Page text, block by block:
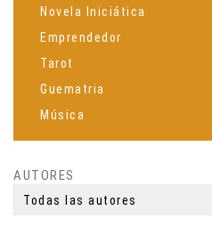
Novela Iniciática
Emprendedor
Tarot
Guematria
Música
Espiritualidad
Ciencia
Meditación
Yoga
AUTORES
Todas las autores